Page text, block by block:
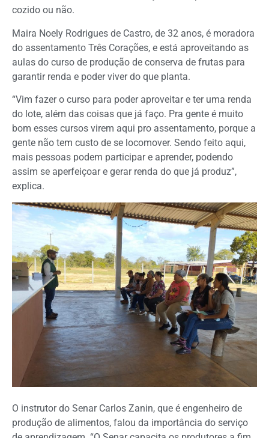
cozido ou não.
Maira Noely Rodrigues de Castro, de 32 anos, é moradora
do assentamento Três Corações, e está aproveitando as
aulas do curso de produção de conserva de frutas para
garantir renda e poder viver do que planta.
“Vim fazer o curso para poder aproveitar e ter uma renda
do lote, além das coisas que já faço. Pra gente é muito
bom esses cursos virem aqui pro assentamento, porque a
gente não tem custo de se locomover. Sendo feito aqui,
mais pessoas podem participar e aprender, podendo
assim se aperfeiçoar e gerar renda do que já produz”,
explica.
O instrutor do Senar Carlos Zanin, que é engenheiro de
produção de alimentos, falou da importância do serviço